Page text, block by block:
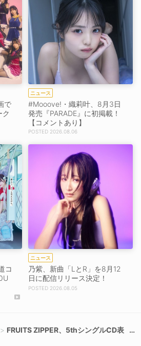
で
ク
ニュース
#Mooove!・織莉叶、8月3日
発売『PARADE』に初掲載！
【コメントあり】
2026.08.06
コ
ニュース
乃紫、新曲「LとR」を8月12
日に配信リリース決定！
2026.08.05
FRUITS ZIPPER、5thシングルCD表